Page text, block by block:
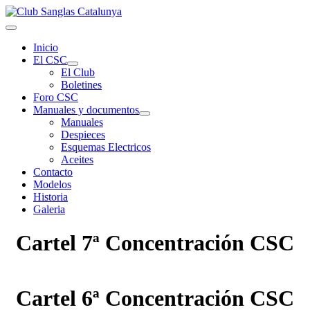
Inicio
El CSC
El Club
Boletines
Foro CSC
Manuales y documentos
Manuales
Despieces
Esquemas Electricos
Aceites
Contacto
Modelos
Historia
Galeria
Cartel 7ª Concentración CSC
Cartel 6ª Concentración CSC